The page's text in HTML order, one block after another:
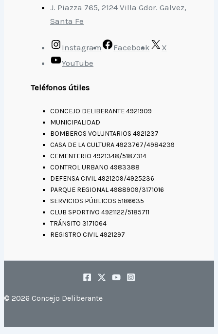
J. Piazza 765, 2124 Villa Gdor. Galvez,
Santa Fe
Instagram Facebook
X
YouTube
Teléfonos útiles
CONCEJO DELIBERANTE 4921909
MUNICIPALIDAD
BOMBEROS VOLUNTARIOS 4921237
CASA DE LA CULTURA 4923767/4984239
CEMENTERIO 4921348/5187314
CONTROL URBANO 4983388
DEFENSA CIVIL 4921209/4925236
PARQUE REGIONAL 4988909/3171016
SERVICIOS PÚBLICOS 5186635
CLUB SPORTIVO 4921122/5185711
TRÁNSITO 3171064
REGISTRO CIVIL 4921297
© 2026 Concejo Deliberante